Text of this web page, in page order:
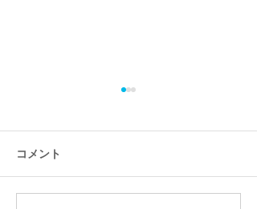
コメント